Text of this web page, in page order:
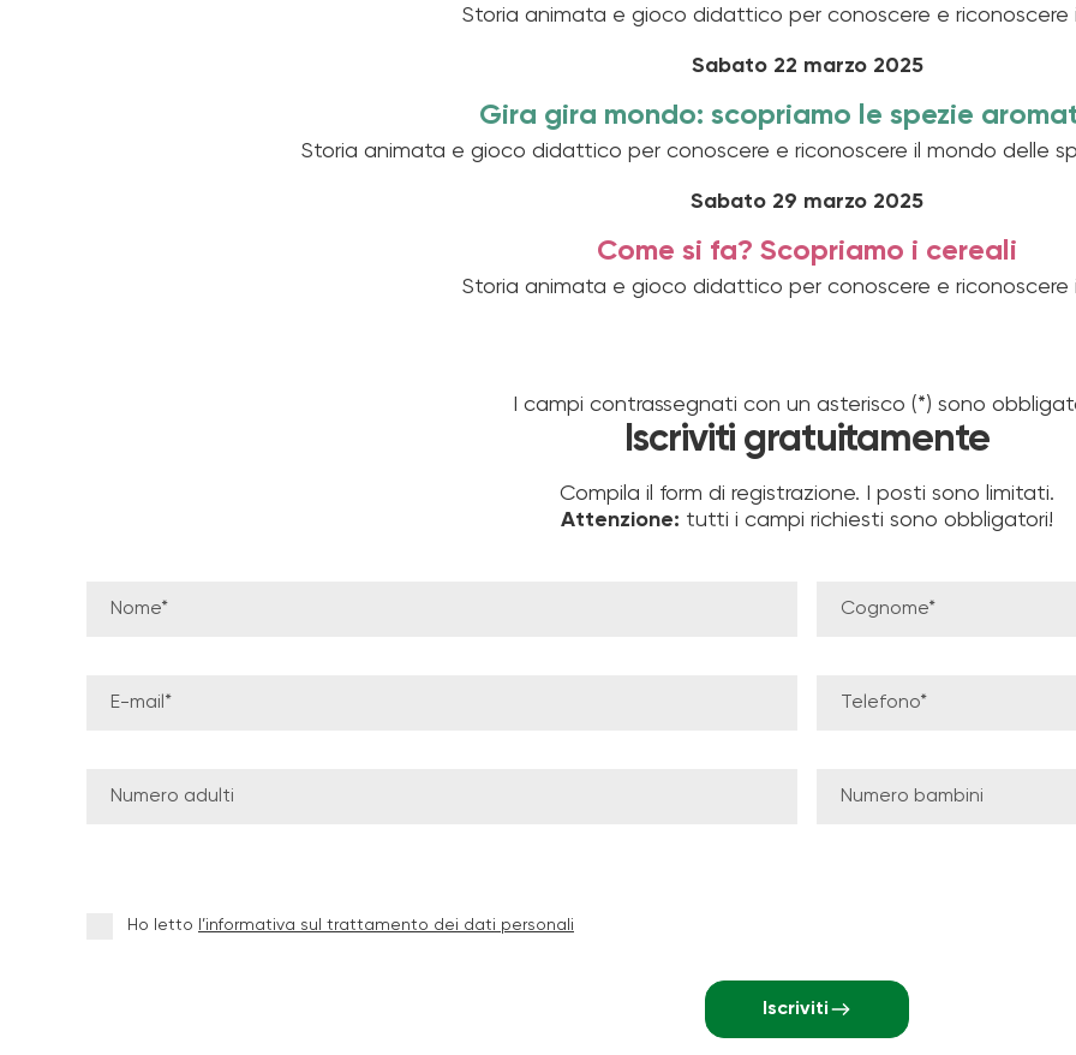
Storia animata e gioco didattico per conoscere e riconoscere
Sabato 22 marzo 2025
Gira gira mondo: scopriamo le spezie
Storia animata e gioco didattico per conoscere e riconoscere il mondo delle
Sabato 29 marzo 2025
Come si fa? Scopriamo i cereali
Storia animata e gioco didattico per conoscere e riconoscere
I campi contrassegnati con un asterisco (*) sono
Iscriviti gratuitamente
Compila il form di registrazione. I posti sono limitati.
Attenzione: tutti i campi richiesti sono obbligatori!
Nome* Cognome*
E-mail* Telefono*
Numero adulti Numero bambini
Ho letto l’informativa sul trattamento dei dati personali
Iscriviti